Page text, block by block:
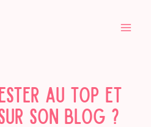
au top et
son blog ?